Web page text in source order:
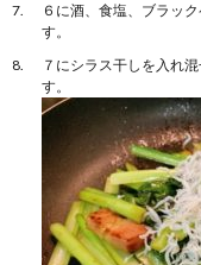
６に酒、食塩、ブラッ
す。
７にシラス干しを入れ
す。